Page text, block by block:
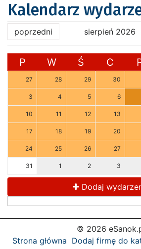
Kalendarz
poprzedni sierpień 2026
P W Ś C
27 28 29 30
3 4 5 6
10 11 12 13
17 18 19 20
24 25 26 27
31 1 2 3
Dodaj
© 2026
Strona główna Dodaj firmę do